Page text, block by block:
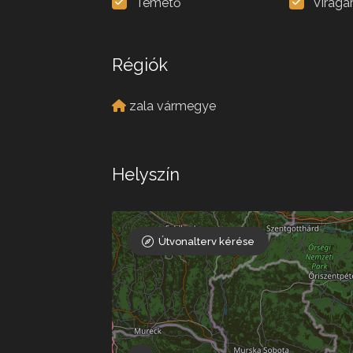
Régiók
zala vármegye
Helyszín
Útvonalterv kérése